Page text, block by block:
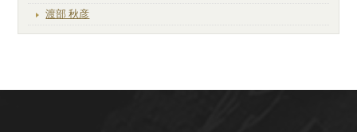
渡部 秋彦